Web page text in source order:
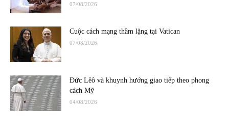
07/08/2026
Cuộc cách mạng thầm lặng tại Vatican
07/08/2026
Đức Lêô và khuynh hướng giao tiếp theo phong
cách Mỹ
04/08/2026